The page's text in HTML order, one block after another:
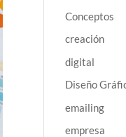
Conceptos
creación
digital
Diseño
emailing
empresa